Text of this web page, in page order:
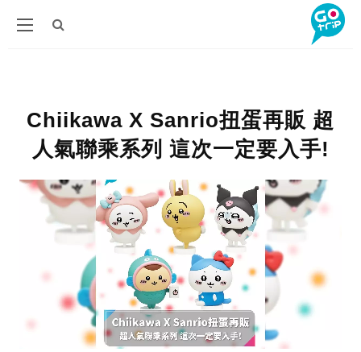
Chiikawa X Sanrio扭蛋再販 超
人氣聯乘系列 這次一定要入手!